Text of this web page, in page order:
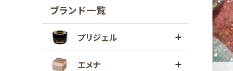
ブランド一覧
プリジェル
エメナ